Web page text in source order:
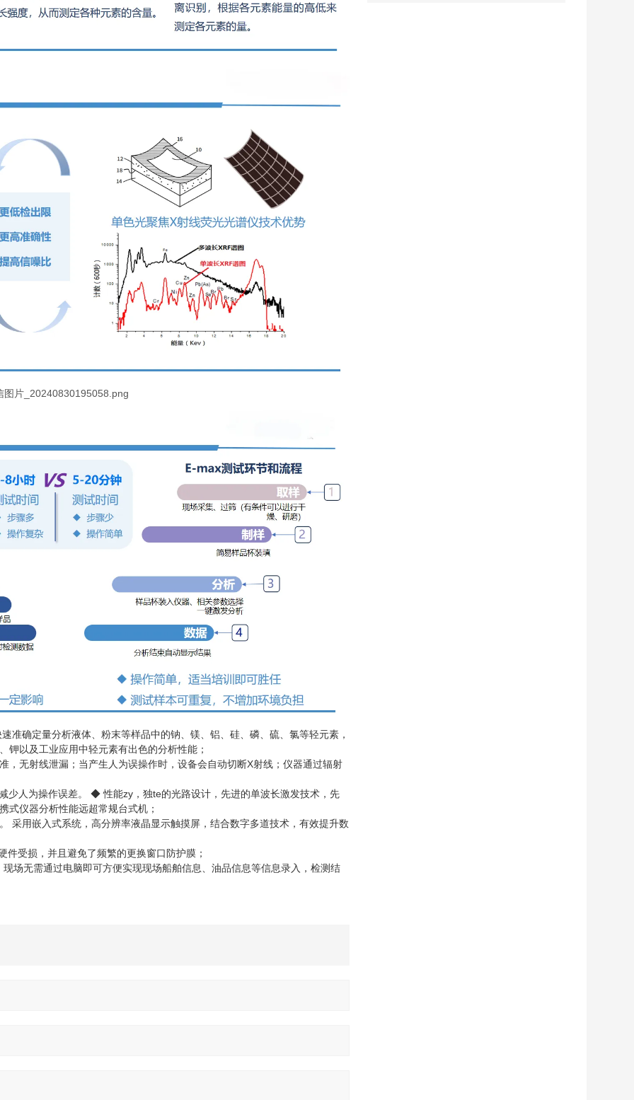
准确定量分析液体、粉末等样品中的钠、镁、铝、硅、磷、硫、氯等轻元素，
钾以及工业应用中轻元素有出色的分析性能；
，无射线泄漏；当产生人为误操作时，设备会自动切断X射线；仪器通过辐射
少人为操作误差。 ◆ 性能zy，独te的光路设计，先进的单波长激发技术，先
式仪器分析性能远超常规台式机；
采用嵌入式系统，高分辨率液晶显示触摸屏，结合数字多道技术，有效提升数
受损，并且避免了频繁的更换窗口防护膜；
场无需通过电脑即可方便实现现场船舶信息、油品信息等信息录入，检测结